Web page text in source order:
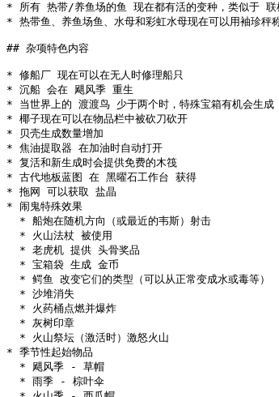
* 所有 热带/养鱼场的鱼 现在都有活的变种，类似于 联
* 热带鱼、养鱼场鱼、水母和彩虹水母现在可以用袖珍
## 杂项特色内容
* 修船厂 现在可以在无人时修理船只
* 沉船 会在 飓风季 重生
* 当世界上的 渡渡鸟 少于两个时，特殊宝箱有机会生成
* 椰子现在可以在物品栏中被砍刀砍开
* 贝壳生成数量增加
* 焦油提取器 在加油时自动打开
* 复活和新生成时会提供免费的木筏
* 古代地板蓝图 在 黑曜石工作台 获得
* 拖网 可以获取 盐晶
* 闹鬼特殊效果
* 季节性起始物品